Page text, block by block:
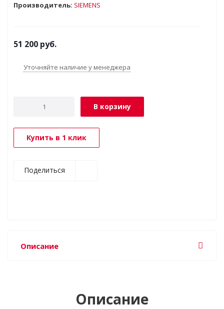
Производитель: SIEMENS
51 200 руб.
Уточняйте наличие у менеджера
В корзину
Купить в 1 клик
Поделиться
Описание
Описание